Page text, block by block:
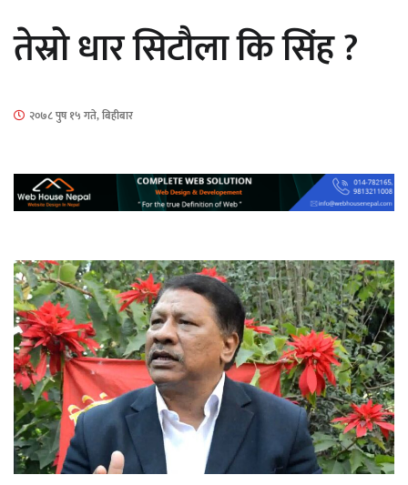
सार्वजनिक
नेपालगञ्जमा पर्खाल भत्किँदा दुई मजदुरको मृत्यु
‘ईयुमा डट कम’ले बुधबारदेखि आफ्नो
औपचारिक सेवा सञ्चालनमा
तेस्रो धार सिटौला कि सिंह ?
२०७८ पुष १५ गते, बिहीबार